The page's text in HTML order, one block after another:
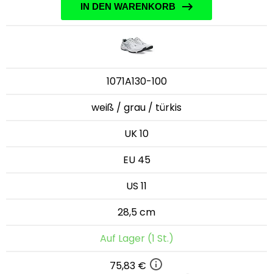
IN DEN WARENKORB
1071A130-100
weiß / grau / türkis
UK 10
EU 45
US 11
28,5 cm
Auf Lager (1 St.)
75,83 €